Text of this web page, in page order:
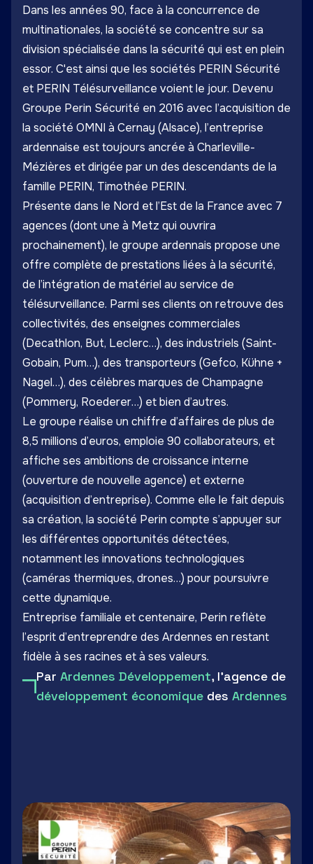
Dans les années 90, face à la concurrence de
multinationales, la société se concentre sur sa
division spécialisée dans la sécurité qui est en plein
essor. C'est ainsi que les sociétés PERIN Sécurité
et PERIN Télésurveillance voient le jour. Devenu
Groupe Perin Sécurité en 2016 avec l’acquisition de
la société OMNI à Cernay (Alsace), l’entreprise
ardennaise est toujours ancrée à Charleville-
Mézières et dirigée par un des descendants de la
famille PERIN, Timothée PERIN.
Présente dans le Nord et l’Est de la France avec 7
agences (dont une à Metz qui ouvrira
prochainement), le groupe ardennais propose une
offre complète de prestations liées à la sécurité,
de l’intégration de matériel au service de
télésurveillance. Parmi ses clients on retrouve des
collectivités, des enseignes commerciales
(Decathlon, But, Leclerc…), des industriels (Saint-
Gobain, Pum…), des transporteurs (Gefco, Kühne +
Nagel…), des célèbres marques de Champagne
(Pommery, Roederer…) et bien d’autres.
Le groupe réalise un chiffre d’affaires de plus de
8,5 millions d’euros, emploie 90 collaborateurs, et
affiche ses ambitions de croissance interne
(ouverture de nouvelle agence) et externe
(acquisition d’entreprise). Comme elle le fait depuis
sa création, la société Perin compte s’appuyer sur
les différentes opportunités détectées,
notamment les innovations technologiques
(caméras thermiques, drones…) pour poursuivre
cette dynamique.
Entreprise familiale et centenaire, Perin reflète
l’esprit d’entreprendre des Ardennes en restant
fidèle à ses racines et à ses valeurs.
Par Ardennes Développement, l'agence de
développement économique des Ardennes